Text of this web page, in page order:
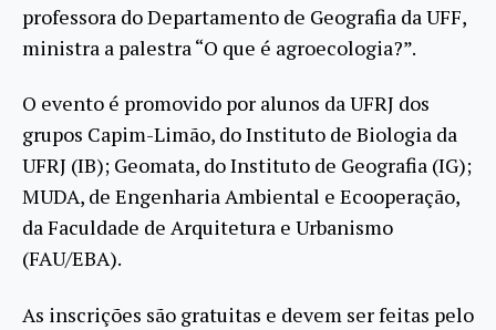
professora do Departamento de Geografia da UFF,
ministra a palestra “O que é agroecologia?”.
O evento é promovido por alunos da UFRJ dos
grupos Capim-Limão, do Instituto de Biologia da
UFRJ (IB); Geomata, do Instituto de Geografia (IG);
MUDA, de Engenharia Ambiental e Ecooperação,
da Faculdade de Arquitetura e Urbanismo
(FAU/EBA).
As inscrições são gratuitas e devem ser feitas pelo